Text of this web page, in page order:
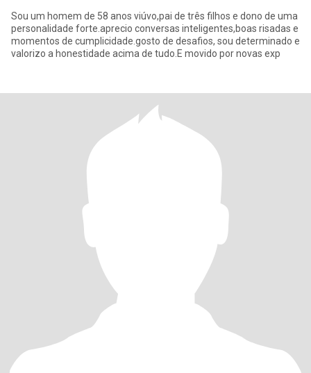
Sou um homem de 58 anos viúvo,pai de três filhos e dono de uma
personalidade forte.aprecio conversas inteligentes,boas risadas e
momentos de cumplicidade.gosto de desafios, sou determinado e
valorizo a honestidade acima de tudo.E movido por novas exp